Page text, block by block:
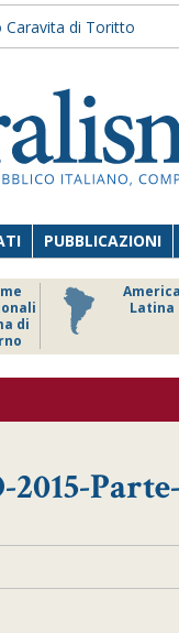
Caravita di Toritto
PUBBLICAZIONI
di
America
Latina